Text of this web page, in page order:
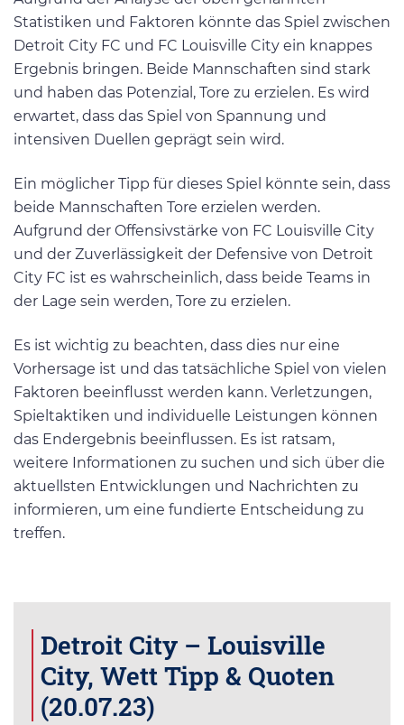
Statistiken und Faktoren könnte das Spiel zwischen
Detroit City FC und FC Louisville City ein knappes
Ergebnis bringen. Beide Mannschaften sind stark
und haben das Potenzial, Tore zu erzielen. Es wird
erwartet, dass das Spiel von Spannung und
intensiven Duellen geprägt sein wird.
Ein möglicher Tipp für dieses Spiel könnte sein, dass
beide Mannschaften Tore erzielen werden.
Aufgrund der Offensivstärke von FC Louisville City
und der Zuverlässigkeit der Defensive von Detroit
City FC ist es wahrscheinlich, dass beide Teams in
der Lage sein werden, Tore zu erzielen.
Es ist wichtig zu beachten, dass dies nur eine
Vorhersage ist und das tatsächliche Spiel von vielen
Faktoren beeinflusst werden kann. Verletzungen,
Spieltaktiken und individuelle Leistungen können
das Endergebnis beeinflussen. Es ist ratsam,
weitere Informationen zu suchen und sich über die
aktuellsten Entwicklungen und Nachrichten zu
informieren, um eine fundierte Entscheidung zu
treffen.
Detroit City – Louisville
City, Wett Tipp & Quoten
(20.07.23)